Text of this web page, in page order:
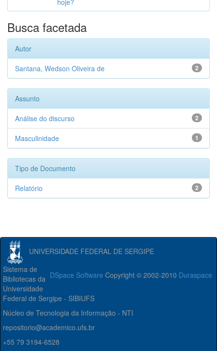
hoje?
Busca facetada
Autor
2
Santana, Wedson Oliveira de
Assunto
2
Análise do discurso
1
Masculinidade
Tipo de Documento
2
Relatório
UNIVERSIDADE FEDERAL DE SERGIPE
DSpace Software Copyright © 2002-2010 Duraspace
Sistema de
Bibliotecas da
Universidade
Federal de Sergipe - SIBIUFS
Núcleo de Tecnologia da Informação - NTI
repositorio@academico.ufs.br
+55 79 3194-6528